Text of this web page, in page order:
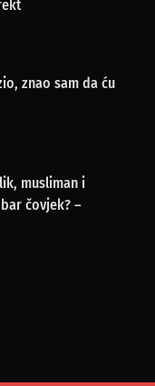
znao sam da ću
musliman i
čovjek? –